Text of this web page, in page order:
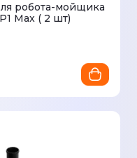
робота-мойщика
Max ( 2 шт)